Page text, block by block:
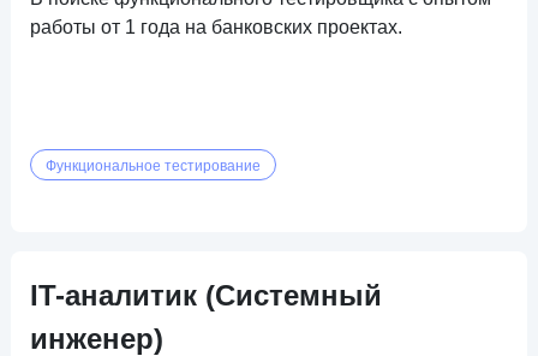
работы от 1 года на банковских проектах.
Функциональное тестирование
IT-аналитик (Системный
инженер)